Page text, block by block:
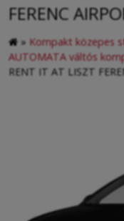
FERENC
» Kompakt közepes
AUTOMATA váltós
RENT IT AT LISZT